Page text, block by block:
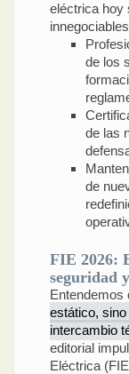
eléctrica hoy
de los
de las
de
FIE 2026:
seguridad
Entendemos
estático,
intercambio
editorial
Eléctrica